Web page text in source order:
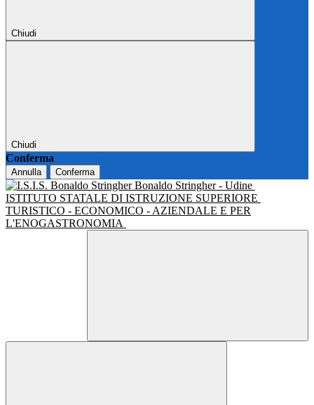
Chiudi
Chiudi
Conferma
Annulla Conferma
Bonaldo Stringher - Udine
ISTITUTO STATALE DI ISTRUZIONE SUPERIORE
TURISTICO - ECONOMICO - AZIENDALE E PER
L'ENOGASTRONOMIA